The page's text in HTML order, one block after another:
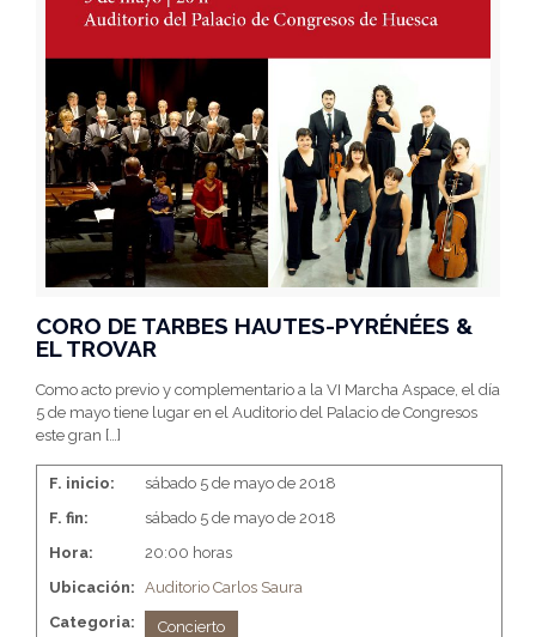
CORO DE TARBES HAUTES-PYRÉNÉES &
EL TROVAR
Como acto previo y complementario a la VI Marcha Aspace, el día
5 de mayo tiene lugar en el Auditorio del Palacio de Congresos
este gran […]
F. inicio:
sábado 5 de mayo de 2018
F. fin:
sábado 5 de mayo de 2018
Hora:
20:00 horas
Ubicación: Auditorio Carlos Saura
Categoria:
Concierto